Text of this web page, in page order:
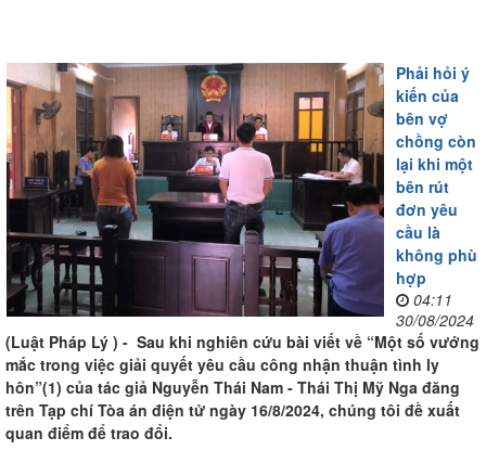
Phải hỏi ý
kiến của
bên vợ
chồng còn
lại khi một
bên rút
đơn yêu
cầu là
không phù
hợp
04:11
30/08/2024
(Luật Pháp Lý ) - Sau khi nghiên cứu bài viết về “Một số vướng
mắc trong việc giải quyết yêu cầu công nhận thuận tình ly
hôn”(1) của tác giả Nguyễn Thái Nam - Thái Thị Mỹ Nga đăng
trên Tạp chí Tòa án điện tử ngày 16/8/2024, chúng tôi đề xuất
quan điểm để trao đổi.